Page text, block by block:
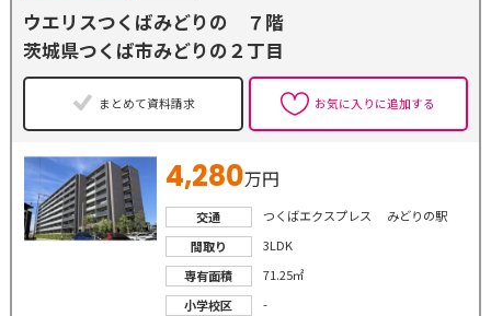
ウエリスつくばみどりの ７階
茨城県つくば市みどりの２丁目
まとめて資料請求 お気に入りに追加する
4,280万円
交通
つくばエクスプレス みどりの駅
間取り
3LDK
専有面積
71.25㎡
小学校区
-